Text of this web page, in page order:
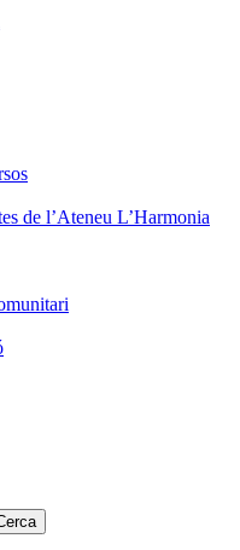
de l’Ateneu L’Harmonia